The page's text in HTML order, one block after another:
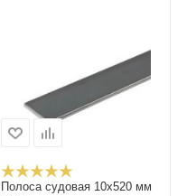
Полоса судовая 10х520 мм